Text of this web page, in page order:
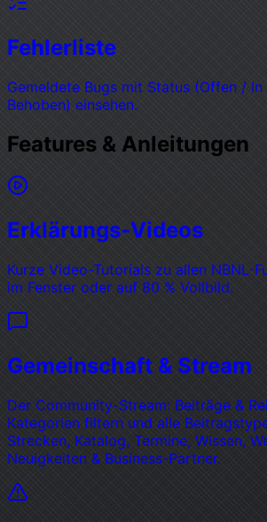
Fehlerliste
Gemeldete Bugs mit Status (Offen /
Behoben) einsehen.
Features & Anleitungen
Erklärungs-Videos
Kurze Video-Tutorials zu allen NBNL-
im Fenster oder auf 80 % Vollbild.
Gemeinschaft & Stream
Der Community-Stream: Beiträge &
Kategorien filtern und alle
Strecken, Katalog, Termine, Wissen,
Neuigkeiten & Business-Partner.